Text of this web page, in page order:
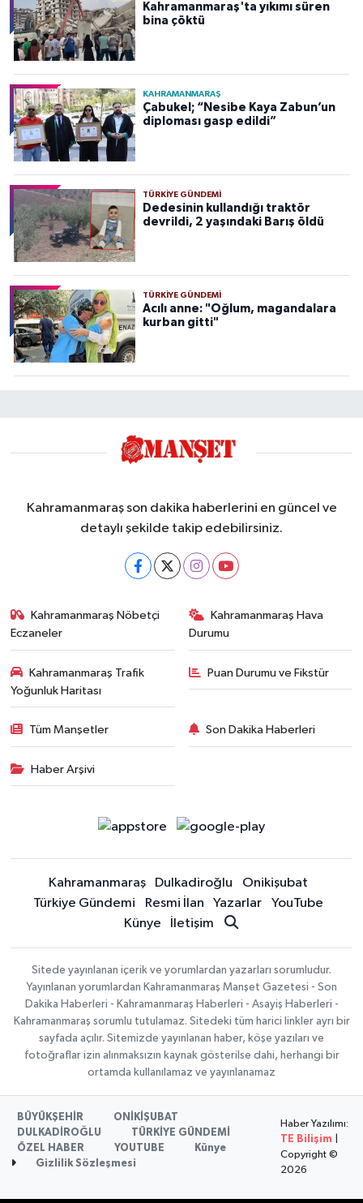
Kahramanmaraş'ta yıkımı süren
bina çöktü
KAHRAMANMARAŞ
Çabukel; “Nesibe Kaya Zabun’un
diploması gasp edildi”
TÜRKIYE GÜNDEMI
Dedesinin kullandığı traktör
devrildi, 2 yaşındaki Barış öldü
TÜRKIYE GÜNDEMI
Acılı anne: "Oğlum, magandalara
kurban gitti"
Kahramanmaraş son dakika haberlerini en güncel ve
detaylı şekilde takip edebilirsiniz.
Kahramanmaraş Nöbetçi
Eczaneler
Kahramanmaraş Hava
Durumu
Kahramanmaraş Trafik
Yoğunluk Haritası
Puan Durumu ve Fikstür
Tüm Manşetler Son Dakika Haberleri
Haber Arşivi
Kahramanmaraş Dulkadiroğlu
Onikişubat
Türkiye Gündemi
Resmi İlan Yazarlar
YouTube
Künye
İletişim
Sitede yayınlanan içerik ve yorumlardan yazarları sorumludur.
Yayınlanan yorumlardan Kahramanmaraş Manşet Gazetesi - Son
Dakika Haberleri - Kahramanmaraş Haberleri - Asayiş Haberleri -
Kahramanmaraş sorumlu tutulamaz. Sitedeki tüm harici linkler ayrı bir
sayfada açılır. Sitemizde yayınlanan haber, köşe yazıları ve
fotoğraflar izin alınmaksızın kaynak gösterilse dahi, herhangi bir
ortamda kullanılamaz ve yayınlanamaz
BÜYÜKŞEHİR
ONİKİŞUBAT
DULKADİROĞLU
TÜRKİYE GÜNDEMİ
ÖZEL HABER
YOUTUBE
Künye
Gizlilik Sözleşmesi
Haber Yazılımı:
TE Bilişim
Copyright ©
2026